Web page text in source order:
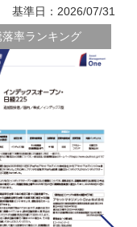
基準日：2026/07/31
落率ランキング